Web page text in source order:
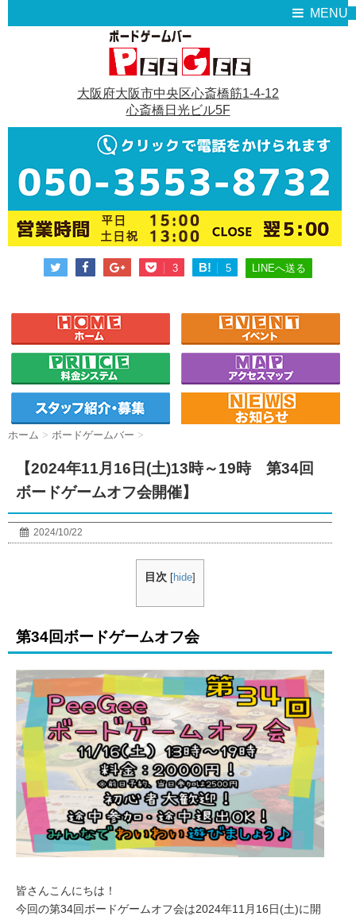
MENU
大阪府大阪市中央区心斎橋筋1-4-12
心斎橋日光ビル5F
3 B! 5 LINEへ送る
ホーム > ボードゲームバー >
【2024年11月16日(土)13時～19時 第34回
ボードゲームオフ会開催】
2024/10/22
目次 [hide]
第34回ボードゲームオフ会
皆さんこんにちは！
今回の第34回ボードゲームオフ会は2024年11月16日(土)に開